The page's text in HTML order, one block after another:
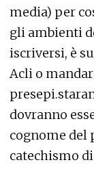
media) per
gli ambienti
iscriversi, è
Acli o
dovranno
cognome del
catechismo